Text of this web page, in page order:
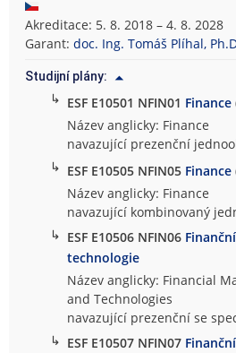
Akreditace: 5. 8. 2018 – 4. 8. 2028
Garant:doc. Ing. Tomáš Plíhal,
Studijní plány:
↳ ESF E10501 NFIN01 Finance
Název anglicky: Finance
navazující prezenční
↳ ESF E10505 NFIN05 Finance
Název anglicky: Finance
navazující kombinovaný
↳ ESF E10506 NFIN06
technologie
Název anglicky: Financial
and Technologies
navazující prezenční se
↳ ESF E10507 NFIN07